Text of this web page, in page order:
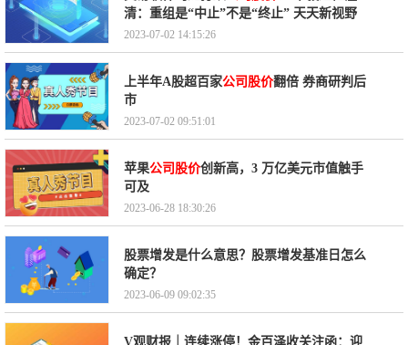
清：重组是“中止”不是“终止” 天天新视野
2023-07-02 14:15:26
上半年A股超百家公司股价翻倍 券商研判后
市
2023-07-02 09:51:01
苹果公司股价创新高，3 万亿美元市值触手
可及
2023-06-28 18:30:26
股票增发是什么意思？股票增发基准日怎么
确定？
2023-06-09 09:02:35
V观财报｜连续涨停！金百泽收关注函：迎